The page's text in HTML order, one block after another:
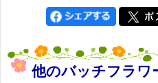
他のバッチフラワ